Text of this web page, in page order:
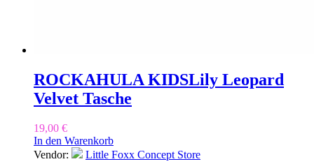
ROCKAHULA KIDSLily Leopard
Velvet Tasche
19,00 €
In den Warenkorb
Vendor:
Little Foxx Concept Store